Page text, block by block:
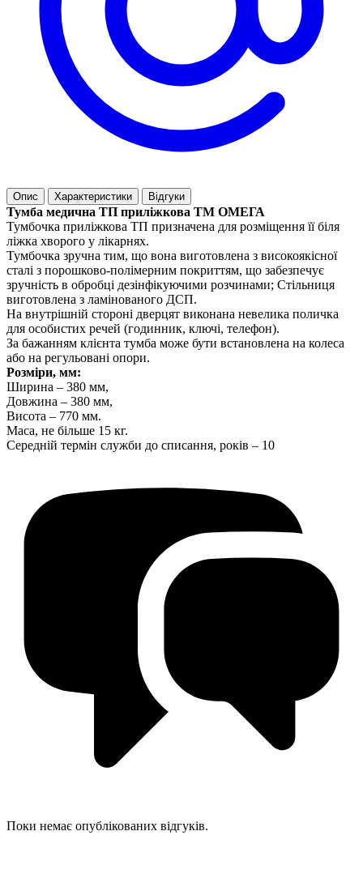
Опис Характеристики Відгуки
Тумба медична ТП приліжкова ТМ ОМЕГА
Тумбочка приліжкова ТП призначена для розміщення її біля
ліжка хворого у лікарнях.
Тумбочка зручна тим, що вона виготовлена ​​з високоякісної
сталі з порошково-полімерним покриттям, що забезпечує
зручність в обробці дезінфікуючими розчинами; Стільниця
виготовлена ​​з ламінованого ДСП.
На внутрішній стороні дверцят виконана невелика поличка
для особистих речей (годинник, ключі, телефон).
За бажанням клієнта тумба може бути встановлена ​​на колеса
або на регульовані опори.
Розміри, мм:
Ширина – 380 мм,
Довжина – 380 мм,
Висота – 770 мм.
Маса, не більше 15 кг.
Середній термін служби до списання, років – 10
Поки немає опублікованих відгуків.